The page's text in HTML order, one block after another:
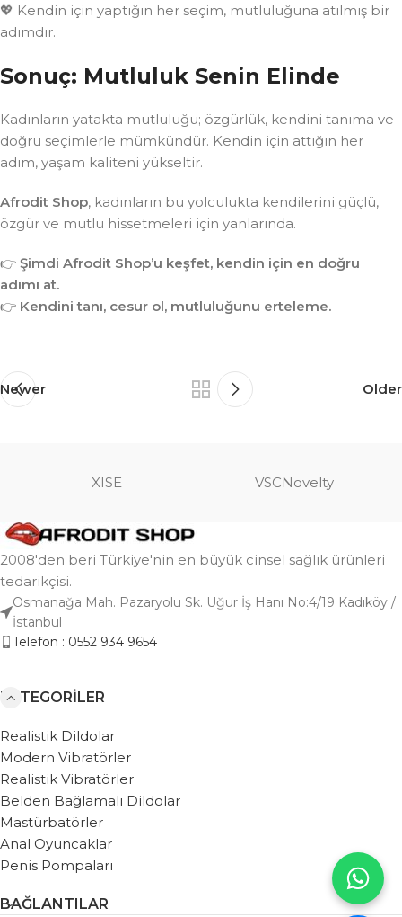
💖 Kendin için yaptığın her seçim, mutluluğuna atılmış bir
adımdır.
Sonuç: Mutluluk Senin Elinde
Kadınların yatakta mutluluğu; özgürlük, kendini tanıma ve
doğru seçimlerle mümkündür. Kendin için attığın her
adım, yaşam kaliteni yükseltir.
Afrodit Shop, kadınların bu yolculukta kendilerini güçlü,
özgür ve mutlu hissetmeleri için yanlarında.
👉 Şimdi Afrodit Shop’u keşfet, kendin için en doğru
adımı at.
👉 Kendini tanı, cesur ol, mutluluğunu erteleme.
Newer Older
XISE VSCNovelty
2008'den beri Türkiye'nin en büyük cinsel sağlık ürünleri
tedarikçisi.
Osmanağa Mah. Pazaryolu Sk. Uğur İş Hanı No:4/19 Kadıköy /
İstanbul
Telefon : 0552 934 9654
KATEGORILER
Realistik Dildolar
Modern Vibratörler
Realistik Vibratörler
Belden Bağlamalı Dildolar
Mastürbatörler
Anal Oyuncaklar
Penis Pompaları
BAĞLANTILAR